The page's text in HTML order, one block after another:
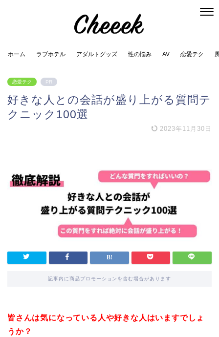
ホーム ラブホテル アダルトグッズ 性の悩み AV 恋愛テク
恋愛テク PR
好きな人との会話が盛り上がる質問テ
クニック100選
2023年11月30日
記事内に商品プロモーションを含む場合があります
皆さんは気になっている人や好きな人はいますでしょ
うか？